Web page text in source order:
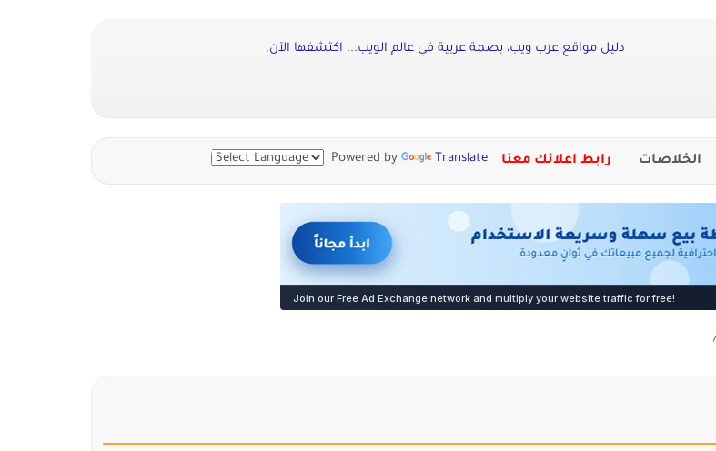
دليل مواقع عرب ويب، بصمة عربية في عالم الويب... اكتشفها الآن.
الخلاصات رابط اعلانك معنا Powered by Translate